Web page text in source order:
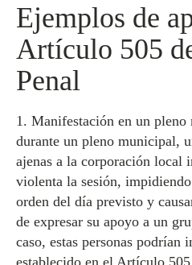
Ejemplos de
Artículo 505
Penal
1. Manifestación en un
durante un pleno municipal,
ajenas a la corporación local
violenta la sesión,
orden del día previsto y
de expresar su apoyo a un
caso, estas personas podrían
establecido en el Artículo